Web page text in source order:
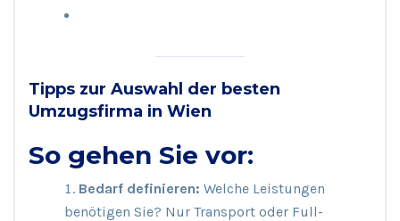
Tipps zur Auswahl der besten
Umzugsfirma in Wien
So gehen Sie vor:
Bedarf definieren: Welche Leistungen
benötigen Sie? Nur Transport oder Full-